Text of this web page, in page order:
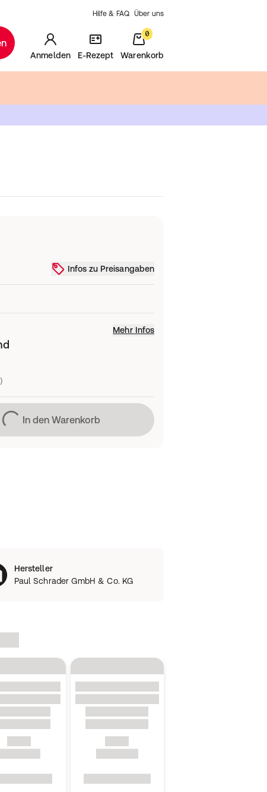
Hilfe & FAQ Über uns
Anmelden E-Rezept
0
Warenkorb
Infos zu Preisangaben
Mehr Infos
LädtIn den Warenkorb
Hersteller
Paul Schrader GmbH & Co. KG